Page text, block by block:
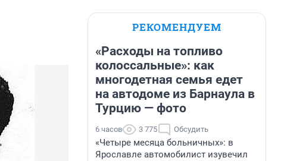
РЕКОМЕНДУЕМ
«Расходы на топливо
колоссальные»: как
многодетная семья едет
на автодоме из Барнаула в
Турцию — фото
6 часов 3 775 Обсудить
«Четыре месяца больничных»: в
Ярославле автомобилист изувечил